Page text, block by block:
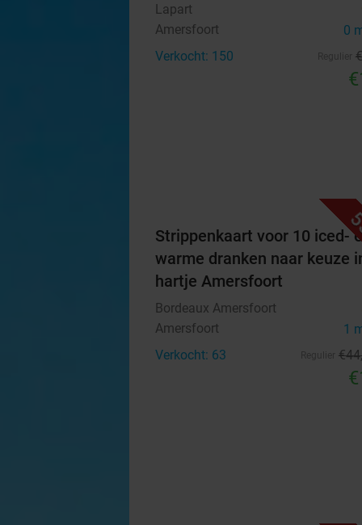
Lapart
Amersfoort 0
Verkocht: 150
Strippenkaart voor 10 iced-
warme dranken naar keuze
hartje Amersfoort
Bordeaux Amersfoort
Amersfoort 1
Verkocht: 63 €44